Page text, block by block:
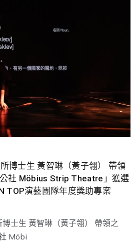
博士生 黃智琳（黃子翎） 帶領
社 Möbius Strip Theatre」獲選
TOP演藝團隊年度獎助專案
士生 黃智琳（黃子翎） 帶領之
Möbi